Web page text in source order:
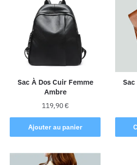
Les
options
peuvent
sur
la
page
du
produit
Sac À Dos Cuir Femme
Ambre
119,90€
Ajouter au panier